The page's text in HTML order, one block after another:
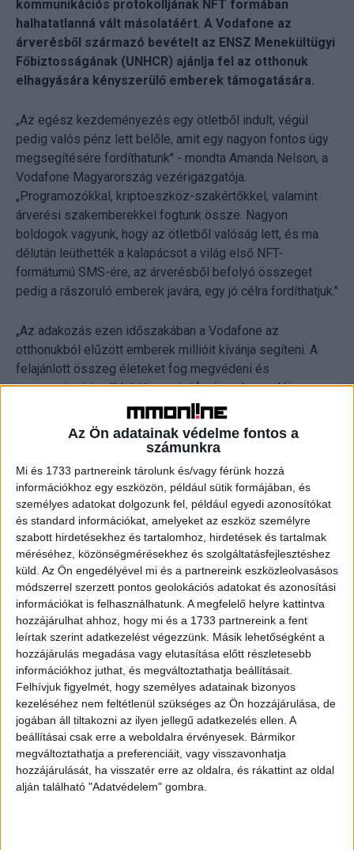
Az Ön adatainak védelme fontos a
számunkra
Mi és 1733 partnereink tárolunk és/vagy férünk hozzá
információkhoz egy eszközön, például sütik formájában, és
személyes adatokat dolgozunk fel, például egyedi azonosítókat
és standard információkat, amelyeket az eszköz személyre
szabott hirdetésekhez és tartalomhoz, hirdetések és tartalmak
méréséhez, közönségmérésekhez és szolgáltatásfejlesztéshez
küld. Az Ön engedélyével mi és a partnereink eszközleolvasásos
módszerrel szerzett pontos geolokációs adatokat és azonosítási
információkat is felhasználhatunk. A megfelelő helyre kattintva
hozzájárulhat ahhoz, hogy mi és a 1733 partnereink a fent
leírtak szerint adatkezelést végezzünk. Másik lehetőségként a
hozzájárulás megadása vagy elutasítása előtt részletesebb
információkhoz juthat, és megváltoztathatja beállításait.
Felhívjuk figyelmét, hogy személyes adatainak bizonyos
kezeléséhez nem feltétlenül szükséges az Ön hozzájárulása, de
jogában áll tiltakozni az ilyen jellegű adatkezelés ellen. A
beállításai csak erre a weboldalra érvényesek. Bármikor
megváltoztathatja a preferenciáit, vagy visszavonhatja
hozzájárulását, ha visszatér erre az oldalra, és rákattint az oldal
alján található "Adatvédelem" gombra.
kommunikációs protokolljának NFT formában
halhatatlanná vált másolatáért. A Vodafone az
árverésből származó bevételt az ENSZ Menekültügyi
Főbiztosságának (UNHCR) ajánlja fel az otthonuk
elhagyására kényszerülő emberek támogatására.
„Az egész kezdeményezés egy ötletből indult, végül
pedig valós pénz lett belőle, amit egy nagyon fontos ügy
megsegítésére fordíthatunk" - mondta Amanda Nelson, a
Vodafone Magyarország vezérigazgatója.
„Programozókkal, kriptoeszköz-szakértőkkel, valamint
árverési szakemberekkel fogtunk össze. Nagyon
boldogok vagyunk, hogy az ötletből valóság lett, és ma
délután leüthették a kalapácsot a világ első NFT-
formátumú SMS-ére, az árverésből befolyó összeget
pedig a rászoruló emberek javára, egy jó célra fordíthatjuk."
„Az adakozás ezen időszakában a Vodafone az
otthonukból elűzött emberek millióit kívánja segíteni. A
felajánlott összeg életeket fog megvédeni és
megmenteni, továbbá támogatni fogja a rászoruló
embereket világszerte – az ünnepi időszakban és azon
túl is." - mondta el Dominique Hyde, az ENSZ
Menekültügyi Főbiztosságának külkapcsolati igazgatója.
„Nagyon örülünk, hogy az aukció ilyen sikeresnek
bizonyult. Hiszünk a jótékonykodás és az adakozás
fontosságában, hisszük, hogy ezzel az összeggel
támogatni tudunk egy nagyon fontos ügyet. Egy igazi
digitális műtárgy egyszeri, egyedülálló árverésére került
ma sor. Nem ez volt az utolsó NFT, amely az Aguttesnél
kalapács alá kerül, azonban örökre nagyon különleges
marad. Történelmi jelentősége tükrében a világ minden
tájára elküldtük a történetét, és öt kontinens több száz
újságjában és magazinjában jelent meg a hír." – tette hozzá
Maximilien Aguttes, az Aguttes aukciós ház fejlesztési
vezetője.
OLVASTA MÁR?